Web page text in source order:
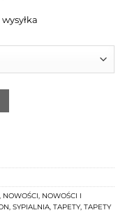
, NOWOŚCI, NOWOŚCI I
, SYPIALNIA, TAPETY, TAPETY